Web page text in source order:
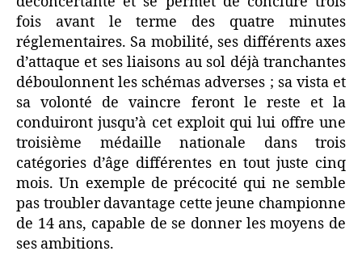
fois avant le terme des quatre minutes
réglementaires. Sa mobilité, ses différents axes
d’attaque et ses liaisons au sol déjà tranchantes
déboulonnent les schémas adverses ; sa vista et
sa volonté de vaincre feront le reste et la
conduiront jusqu’à cet exploit qui lui offre une
troisième médaille nationale dans trois
catégories d’âge différentes en tout juste cinq
mois. Un exemple de précocité qui ne semble
pas troubler davantage cette jeune championne
de 14 ans, capable de se donner les moyens de
ses ambitions.